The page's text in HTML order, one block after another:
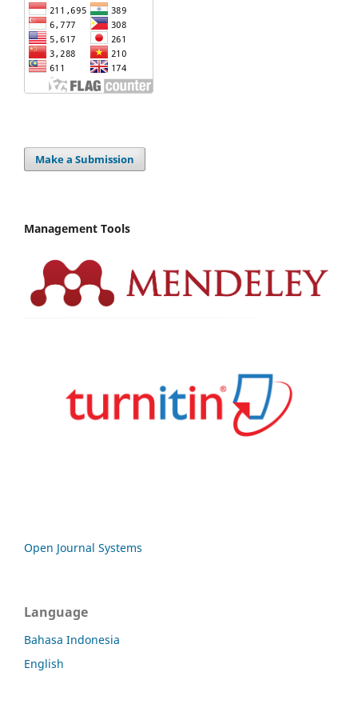
Make a Submission
Management Tools
Open Journal Systems
Language
Bahasa Indonesia
English